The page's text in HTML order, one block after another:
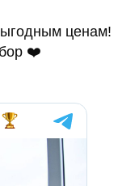
ценам!
❤️